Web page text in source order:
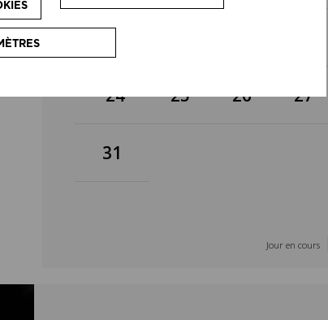
24 25 26 27
31
Jour en cours